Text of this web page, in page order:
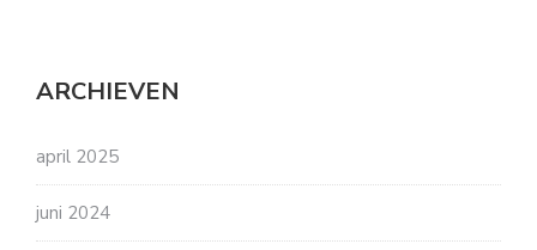
ARCHIEVEN
april 2025
juni 2024